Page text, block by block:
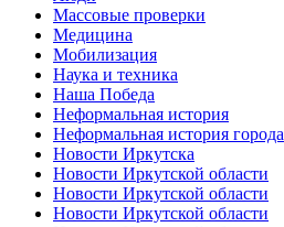
Массовые проверки
Медицина
Мобилизация
Наука и техника
Наша Победа
Неформальная история
Неформальная история города
Новости Иркутска
Новости Иркутской области
Новости Иркутской области
Новости Иркутской области